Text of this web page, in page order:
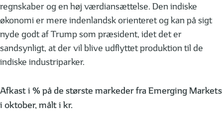
regnskaber og en høj værdiansættelse. Den indiske
økonomi er mere indenlandsk orienteret og kan på sigt
nyde godt af Trump som præsident, idet det er
sandsynligt, at der vil blive udflyttet produktion til de
indiske industriparker.
Afkast i % på de største markeder fra Emerging Markets
i oktober, målt i kr.